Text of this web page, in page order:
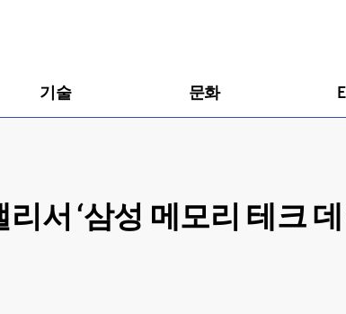
기술 문화
서 ‘삼성 메모리 테크 데